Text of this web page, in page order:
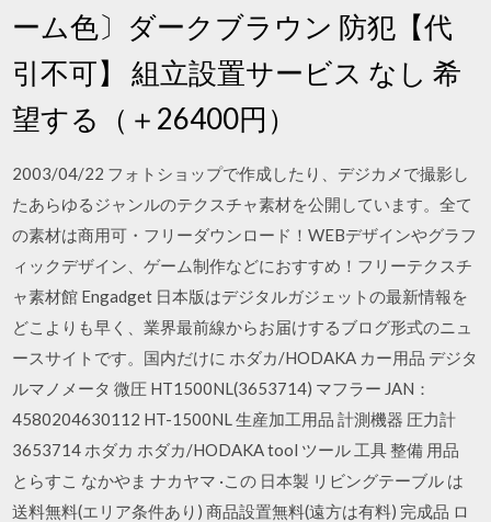
ーム色〕ダークブラウン 防犯【代
引不可】 組立設置サービス なし 希
望する（＋26400円）
2003/04/22 フォトショップで作成したり、デジカメで撮影し
たあらゆるジャンルのテクスチャ素材を公開しています。全て
の素材は商用可・フリーダウンロード！WEBデザインやグラフ
ィックデザイン、ゲーム制作などにおすすめ！フリーテクスチ
ャ素材館 Engadget 日本版はデジタルガジェットの最新情報を
どこよりも早く、業界最前線からお届けするブログ形式のニュ
ースサイトです。国内だけに ホダカ/HODAKA カー用品 デジタ
ルマノメータ 微圧 HT1500NL(3653714) マフラー JAN：
4580204630112 HT-1500NL 生産加工用品 計測機器 圧力計
3653714 ホダカ ホダカ/HODAKA tool ツール 工具 整備 用品
とらすこ なかやま ナカヤマ ·この 日本製 リビングテーブル は
送料無料(エリア条件あり) 商品設置無料(遠方は有料) 完成品 ロ